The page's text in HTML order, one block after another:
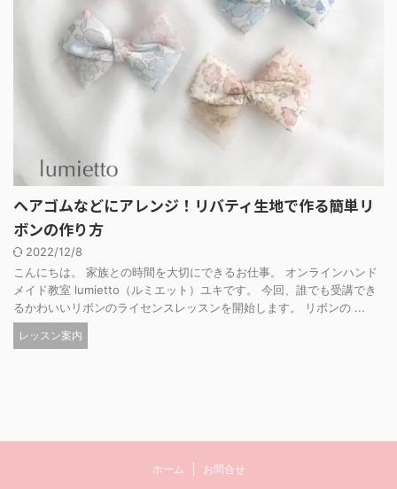
ヘアゴムなどにアレンジ！リバティ生地で作る簡単リ
ボンの作り方
2022/12/8
こんにちは。 家族との時間を大切にできるお仕事。 オンラインハンド
メイド教室 lumietto（ルミエット）ユキです。 今回、誰でも受講でき
るかわいいリボンのライセンスレッスンを開始します。 リボンの ...
レッスン案内
ホーム お問合せ